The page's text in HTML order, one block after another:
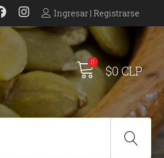
Ingresar | Registrarse
0
$0 CLP